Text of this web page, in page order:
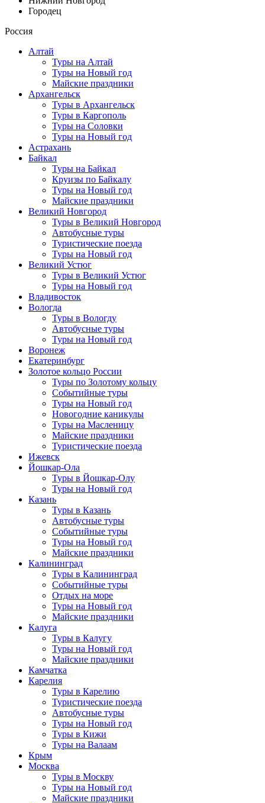
Городец
Россия
Алтай
Туры на Алтай
Туры на Новый год
Майские праздники
Архангельск
Туры в Архангельск
Туры в Каргополь
Туры на Соловки
Туры на Новый год
Астрахань
Байкал
Туры на Байкал
Круизы по Байкалу
Туры на Новый год
Майские праздники
Великий Новгород
Туры в Великий Новгород
Автобусные туры
Туристические поезда
Туры на Новый год
Великий Устюг
Туры в Великий Устюг
Туры на Новый год
Владивосток
Вологда
Туры в Вологду
Автобусные туры
Туры на Новый год
Воронеж
Екатеринбург
Золотое кольцо России
Туры по Золотому кольцу
Событийные туры
Туры на Новый год
Новогодние каникулы
Туры на Масленицу
Майские праздники
Туристические поезда
Ижевск
Йошкар-Ола
Туры в Йошкар-Олу
Туры на Новый год
Казань
Туры в Казань
Автобусные туры
Событийные туры
Туры на Новый год
Майские праздники
Калининград
Туры в Калининград
Событийные туры
Отдых на море
Туры на Новый год
Майские праздники
Калуга
Туры в Калугу
Туры на Новый год
Майские праздники
Камчатка
Карелия
Туры в Карелию
Туристические поезда
Автобусные туры
Туры на Новый год
Туры в Кижи
Туры на Валаам
Крым
Москва
Туры в Москву
Туры на Новый год
Майские праздники